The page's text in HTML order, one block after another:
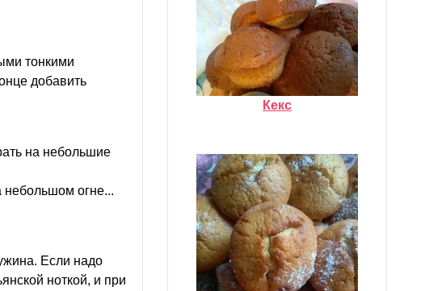
тонкими
добавить
на небольшие
небольшом огне...
Если надо
ноткой, и при
Кекс